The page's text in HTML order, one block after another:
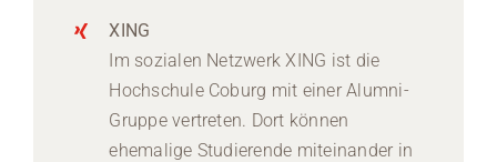
XING
Im sozialen Netzwerk XING ist die
Hochschule Coburg mit einer Alumni-
Gruppe vertreten. Dort können
ehemalige Studierende miteinander in